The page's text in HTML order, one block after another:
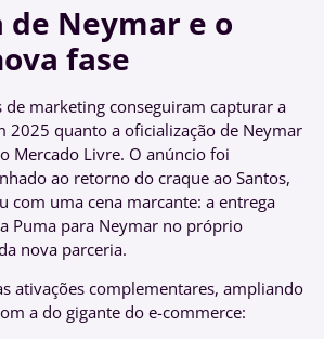
de Neymar e o
fase
marketing conseguiram capturar a
2025 quanto a oficialização de Neymar
Mercado Livre. O anúncio foi
ao retorno do craque ao Santos,
com uma cena marcante: a entrega
Puma para Neymar no próprio
nova parceria.
ativações complementares, ampliando
a do gigante do e-commerce: